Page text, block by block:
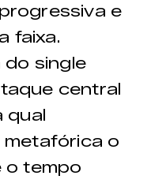
e
faixa.
single
central
qual
o
o tempo